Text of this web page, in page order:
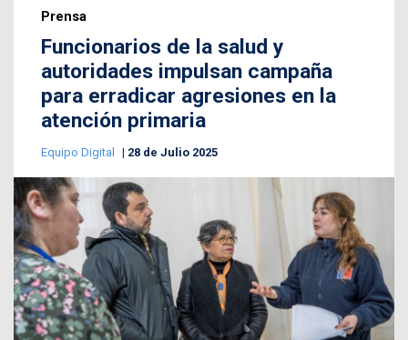
Prensa
Funcionarios de la salud y
autoridades impulsan campaña
para erradicar agresiones en la
atención primaria
Equipo Digital 28 de Julio 2025